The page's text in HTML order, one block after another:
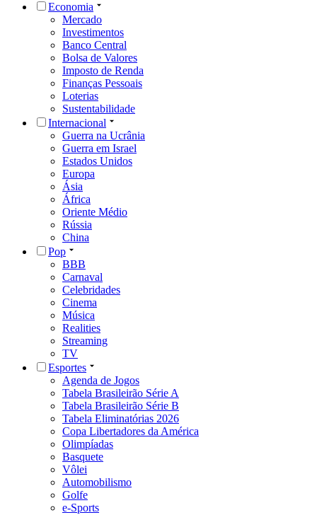
Economia
Mercado
Investimentos
Banco Central
Bolsa de Valores
Imposto de Renda
Finanças Pessoais
Loterias
Sustentabilidade
Internacional
Guerra na Ucrânia
Guerra em Israel
Estados Unidos
Europa
Ásia
África
Oriente Médio
Rússia
China
Pop
BBB
Carnaval
Celebridades
Cinema
Música
Realities
Streaming
TV
Esportes
Agenda de Jogos
Tabela Brasileirão Série A
Tabela Brasileirão Série B
Tabela Eliminatórias 2026
Copa Libertadores da América
Olimpíadas
Basquete
Vôlei
Automobilismo
Golfe
e-Sports